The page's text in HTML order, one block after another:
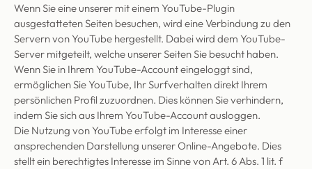
Wenn Sie eine unserer mit einem YouTube-Plugin
ausgestatteten Seiten besuchen, wird eine Verbindung zu den
Servern von YouTube hergestellt. Dabei wird dem YouTube-
Server mitgeteilt, welche unserer Seiten Sie besucht haben.
Wenn Sie in Ihrem YouTube-Account eingeloggt sind,
ermöglichen Sie YouTube, Ihr Surfverhalten direkt Ihrem
persönlichen Profil zuzuordnen. Dies können Sie verhindern,
indem Sie sich aus Ihrem YouTube-Account ausloggen.
Die Nutzung von YouTube erfolgt im Interesse einer
ansprechenden Darstellung unserer Online-Angebote. Dies
stellt ein berechtigtes Interesse im Sinne von Art. 6 Abs. 1 lit. f